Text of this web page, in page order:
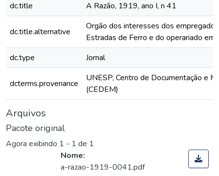
dc.title
A Razão, 1919, ano I, n 41
dc.title.alternative
Orgão dos interesses dos
Estradas de Ferro e do operariado em
dc.type
Jornal
dcterms.provenance
UNESP, Centro de Documentação e
(CEDEM)
Arquivos
Pacote original
Agora exibindo 1 - 1 de 1
Nome:
a-razao-1919-0041.pdf